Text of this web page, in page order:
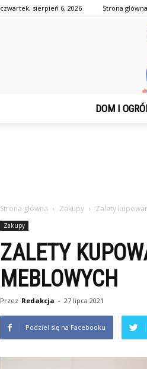
czwartek, sierpień 6, 2026 Strona główna
DOM I
Strona główna Zakupy Zalety
Zakupy
ZALETY
MEBLOWYCH
Przez Redakcja - 27 lipca 2021
Podziel się na Facebooku